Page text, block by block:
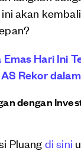
akan
Emas Hari Ini
Rekor
dengan
Pluang di sini